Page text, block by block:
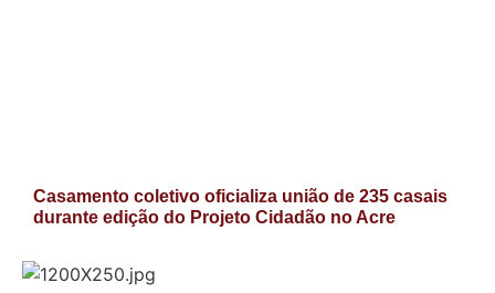
Casamento coletivo oficializa união de 235 casais
durante edição do Projeto Cidadão no Acre